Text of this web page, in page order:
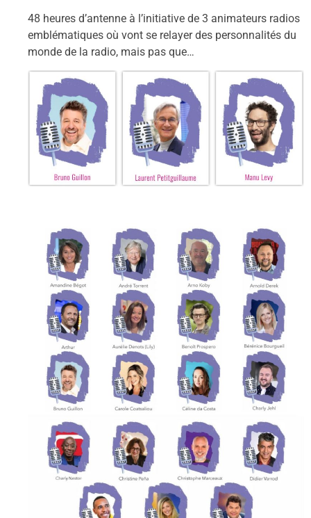
48 heures d’antenne à l’initiative de 3 animateurs radios
emblématiques où vont se relayer des personnalités du
monde de la radio, mais pas que…